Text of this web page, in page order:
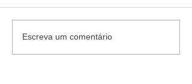
Escreva um comentário